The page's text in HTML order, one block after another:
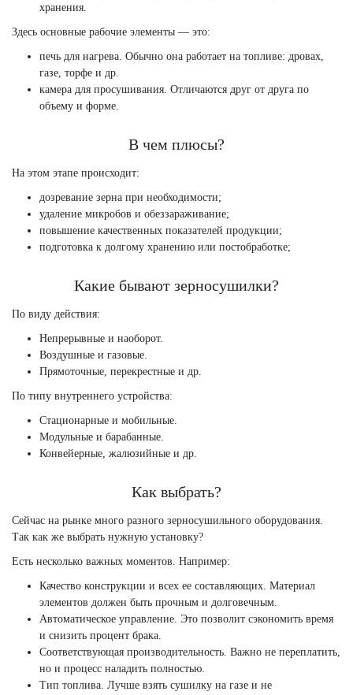
хранения.
Здесь основные рабочие элементы — это:
печь для нагрева. Обычно она работает на топливе: дровах,
газе, торфе и др.
камера для просушивания. Отличаются друг от друга по
объему и форме.
В чем плюсы?
На этом этапе происходит:
дозревание зерна при необходимости;
удаление микробов и обеззараживание;
повышение качественных показателей продукции;
подготовка к долгому хранению или постобработке;
Какие бывают зерносушилки?
По виду действия:
Непрерывные и наоборот.
Воздушные и газовые.
Прямоточные, перекрестные и др.
По типу внутреннего устройства:
Стационарные и мобильные.
Модульные и барабанные.
Конвейерные, жалюзийные и др.
Как выбрать?
Сейчас на рынке много разного зерносушильного оборудования.
Так как же выбрать нужную установку?
Есть несколько важных моментов. Например:
Качество конструкции и всех ее составляющих. Материал
элементов должен быть прочным и долговечным.
Автоматическое управление. Это позволит сэкономить время
и снизить процент брака.
Соответствующая производительность. Важно не переплатить,
но и процесс наладить полностью.
Тип топлива. Лучше взять сушилку на газе и не